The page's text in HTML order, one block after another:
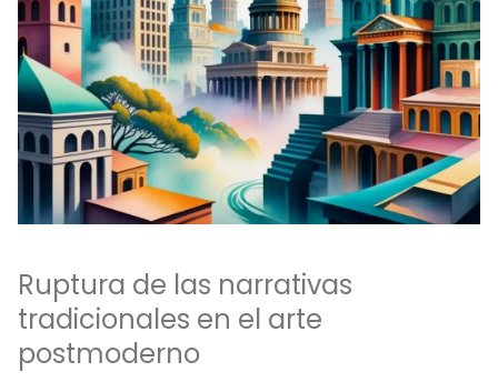
Ruptura de las narrativas
tradicionales en el arte
postmoderno